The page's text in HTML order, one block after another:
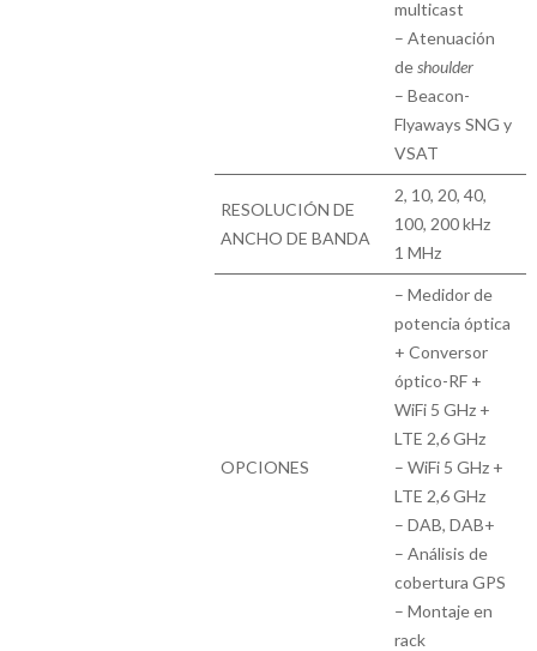
multicast
– Atenuación
deshoulder
– Beacon-
Flyaways SNG y
VSAT
RESOLUCIÓN DE
ANCHO DE BANDA
2, 10, 20, 40,
100, 200 kHz
1 MHz
OPCIONES
– Medidor de
potencia óptica
+ Conversor
óptico-RF +
WiFi 5 GHz +
LTE 2,6 GHz
– WiFi 5 GHz +
LTE 2,6 GHz
– DAB, DAB+
– Análisis de
cobertura GPS
– Montaje en
rack